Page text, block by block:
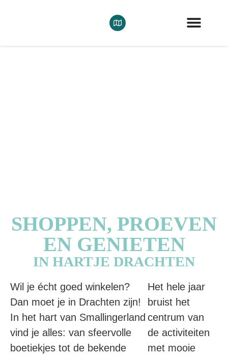
SHOPPEN, PROEVEN
EN GENIETEN
IN HARTJE DRACHTEN
Wil je écht goed winkelen?
Dan moet je in Drachten zijn!
In het hart van Smallingerland
vind je alles: van sfeervolle
boetiekjes tot de bekende
Het hele jaar
bruist het
centrum van
de activiteiten
met mooie